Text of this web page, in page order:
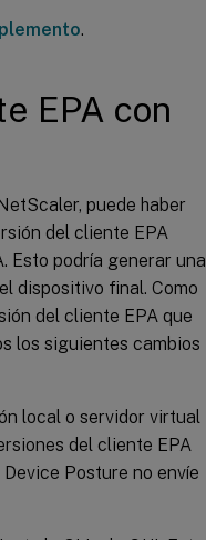
.
EPA con
puede haber
del cliente EPA
Esto podría generar una
dispositivo final. Como
del cliente EPA que
los siguientes cambios
local o servidor virtual
del cliente EPA
Posture no envíe